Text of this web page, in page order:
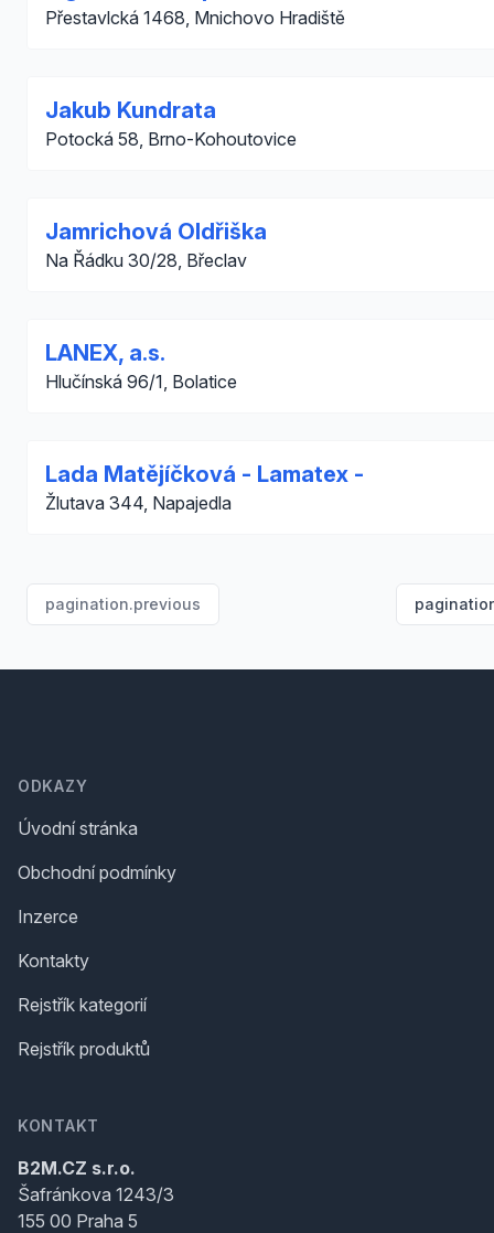
Přestavlcká 1468, Mnichovo Hradiště
Jakub Kundrata
Potocká 58, Brno-Kohoutovice
Jamrichová Oldřiška
Na Řádku 30/28, Břeclav
LANEX, a.s.
Hlučínská 96/1, Bolatice
Lada Matějíčková - Lamatex -
Žlutava 344, Napajedla
pagination.previous
ODKAZY
Úvodní stránka
Obchodní podmínky
Inzerce
Kontakty
Rejstřík kategorií
Rejstřík produktů
KONTAKT
B2M.CZ s.r.o.
Šafránkova 1243/3
155 00 Praha 5